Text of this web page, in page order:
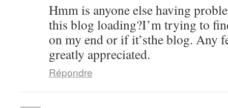
Hmm is anyone else having
this blog loading?I’m trying to
on my end or if it’sthe blog. Any
greatly appreciated.
Répondre